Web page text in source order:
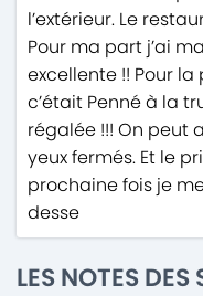
l’extérieur. Le
Pour ma part j’ai
excellente !! Pour
c’était Penné à la
régalée !!! On peut
yeux fermés. Et le
prochaine fois je
desse
LES NOTES DES